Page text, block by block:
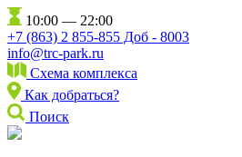
10:00 — 22:00
+7 (863) 2 855-855 Доб - 8003
info@trc-park.ru
Схема комплекса
Как добраться?
Поиск